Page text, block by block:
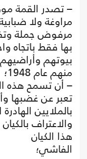
– تصدر القمة
مراوغة ولا
مرفوض جملة
بها فقط باتجاه
بيوتهم
منهم عام 1948؛
– أن تسمح هذه
تعبر عن غضبها
بالملايين
والاعتراف
هذا الكيان
الفاشي؛